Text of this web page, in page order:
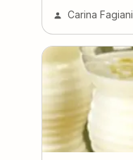
Carina Fagiani